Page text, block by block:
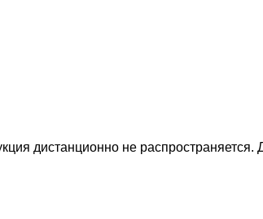
дистанционно не распространяется.